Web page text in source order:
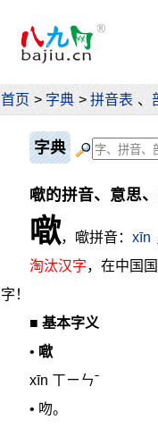
首页 > 字典 > 拼音表 、
字典
噷的拼音、意思
噷，噷拼音： xīn
淘汰汉字，在中国
字！
■ 基本字义
• 噷
xīn ㄒㄧㄣˉ
• 吻。